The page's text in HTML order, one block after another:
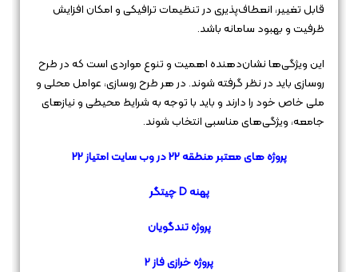
قابل تغییر، انعطاف‌پذیری در تنظیمات ترافیکی و امکان افزایش
ظرفیت و بهبود سامانه باشد.
این ویژگی‌ها نشان‌دهنده اهمیت و تنوع مواردی است که در طرح
روسازی باید در نظر گرفته شوند. در هر طرح روسازی، عوامل محلی و
ملی خاص خود را دارند و باید با توجه به شرایط محیطی و نیازهای
جامعه، ویژگی‌های مناسبی انتخاب شوند.
پروژه های معتبر منطقه 22 در وب سایت امتیاز 22
پهنه D چیتگر
پروژهتندگویان
پروژه خرازی فاز2